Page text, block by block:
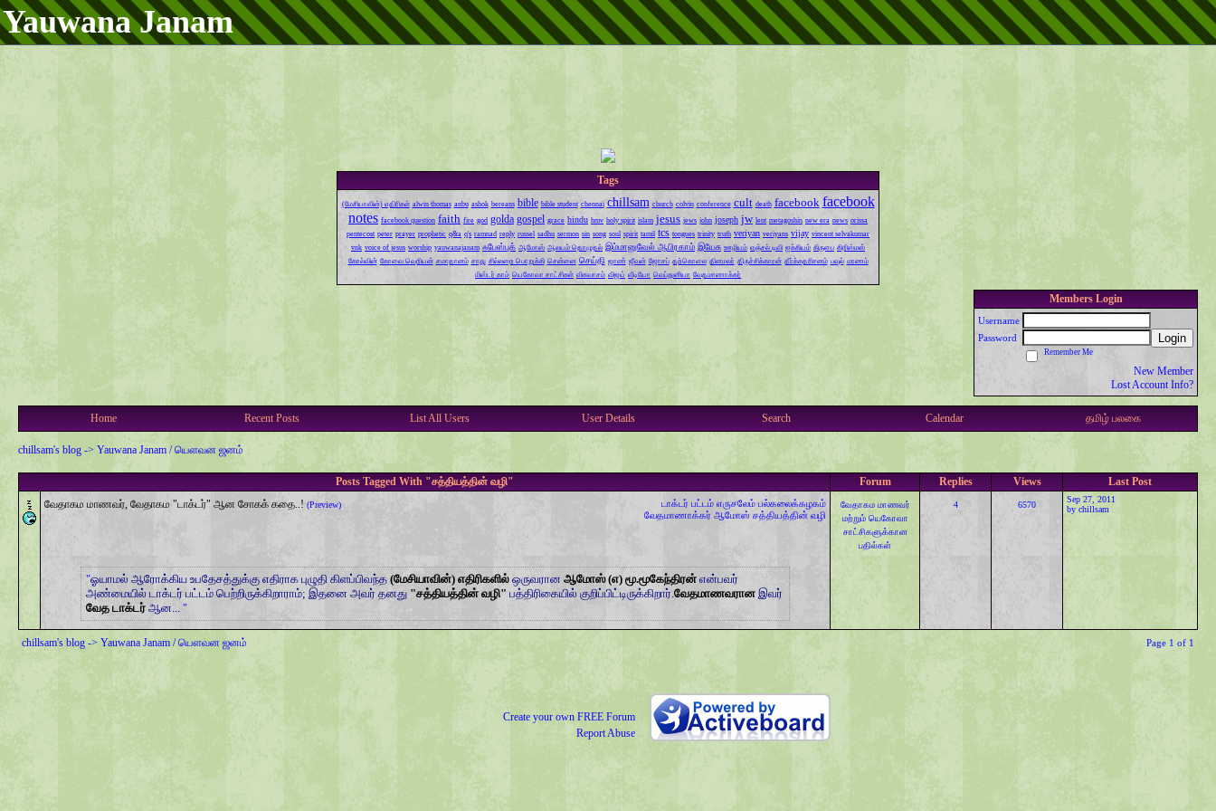
Yauwana Janam
Tags
(மேசியாவின்) எதிரிகள் alwin thomas anbu ashok bereans bible bible student chennai chillsam church colvin conference cult death facebook facebook
notes facebook question faith fire god golda gospel grace hindu hmv holy spirit islam jesus jews john joseph jw lent metagoshin new era news orissa
pentecost peter prayer prophetic q&a q's ramnad reply russel sadhu sermon sin song soul spirit tamil tcs tongues trinity truth veriyan veriyans vijay vincent selvakumar
vnk voice of jesus worship yauwanajanam ஃபேஸ்புக் ஆமோஸ் ஆலயம் தொழுதல் இம்மானுவேல் ஆபிரகாம் இயேசு ஊழியம் ஏஞ்சல் டிவி ஐக்கியம் கிருபை கிறிஸ்மஸ்
கோல்வின் கோவை வெறியன் சமாதானம் சாது சில்லறை பொறுக்கி சென்னை செய்தி ஜாண் ஜீவன் ஜோசப் தற்கொலை தினமலர் திருச்சிக்காரன் தீர்க்கதரிசனம் பவுல் மரணம்
மிஸ்டர் காம் யெகோவா சாட்சிகள் விசுவாசம் விஜய் வீடியோ வெப்துனியா வேதமாணாக்கர்
Members Login
Username
Password
Login
Remember Me
New Member
Lost Account Info?
Home Recent Posts List All Users User Details Search Calendar தமிழ் பலகை
chillsam's blog -> Yauwana Janam / யௌவன ஜனம்
Posts Tagged With "சத்தியத்தின் வழி" Forum Replies Views Last Post
டாக்டர் பட்டம் எருசலேம் பல்கலைக்கழகம்
வேதமாணாக்கர் ஆமோஸ் சத்தியத்தின் வழி
வேதாகம மாணவர், வேதாகம "டாக்டர்" ஆன சோகக் கதை..! (Preview)
வேதாகம மாணவர்
மற்றும் யெகோவா
சாட்சிகளுக்கான‌
பதில்கள்
4 6570
Sep 27, 2011
by chillsam
ஓயாமல் ஆரோக்கிய உபதேசத்துக்கு எதிராக புழுதி கிளப்பிவந்த (மேசியாவின்) எதிரிகளில் ஒருவரான ஆமோஸ் (எ) மூ.மூகேந்திரன் என்பவர்
அண்மையில் டாக்டர் பட்டம் பெற்றிருக்கிறாராம்; இதனை அவர் தனது "சத்தியத்தின் வழி" பத்திரிகையில் குறிப்பிட்டிருக்கிறார்.வேதமாணவரான இவர்
வேத டாக்டர் ஆன...
chillsam's blog -> Yauwana Janam / யௌவன ஜனம் Page 1 of 1
Create your own FREE Forum
Report Abuse